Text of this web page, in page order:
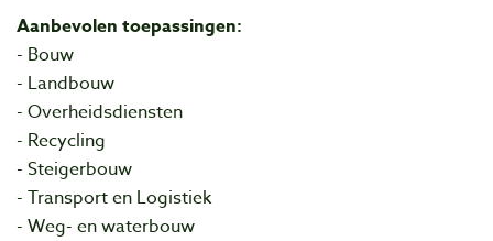
Aanbevolen toepassingen:
- Bouw
- Landbouw
- Overheidsdiensten
- Recycling
- Steigerbouw
- Transport en Logistiek
- Weg- en waterbouw